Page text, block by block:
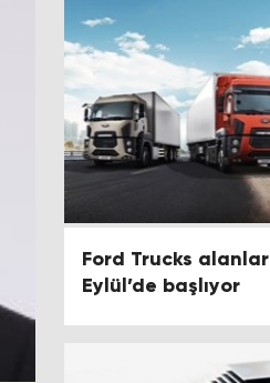
Ford Trucks alanlar ödemeye
Eylül’de başlıyor